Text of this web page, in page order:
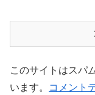
このサイトはスパ
います。
コメント